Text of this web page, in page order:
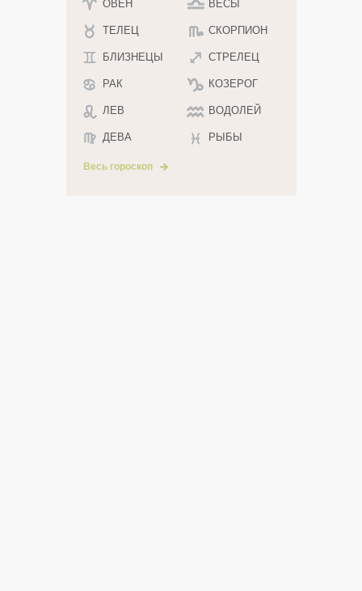
ОВЕН
ТЕЛЕЦ
БЛИЗНЕЦЫ
РАК
ЛЕВ
ДЕВА
ВЕСЫ
СКОРПИОН
СТРЕЛЕЦ
КОЗЕРОГ
ВОДОЛЕЙ
РЫБЫ
Весь гороскоп